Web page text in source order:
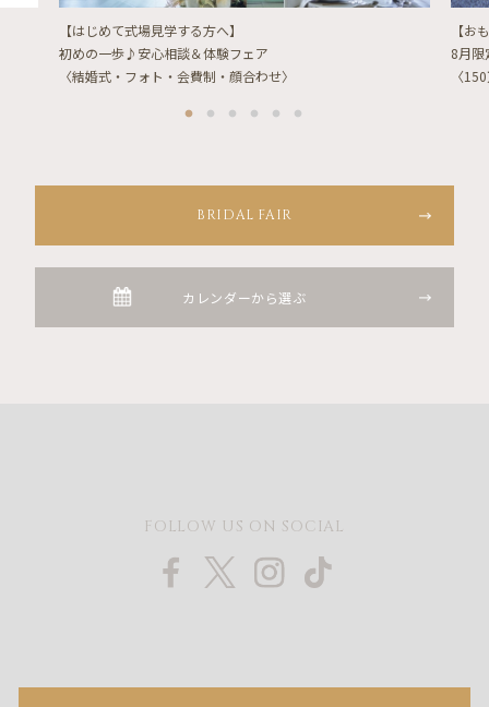
【はじめて式場見学する方へ】
初めの一歩♪安心相談＆体験フェア
〈結婚式・フォト・会費制・顔合わせ〉
【お
8月限
〈
BRIDAL FAIR
カレンダーから選ぶ
FOLLOW US ON SOCIAL